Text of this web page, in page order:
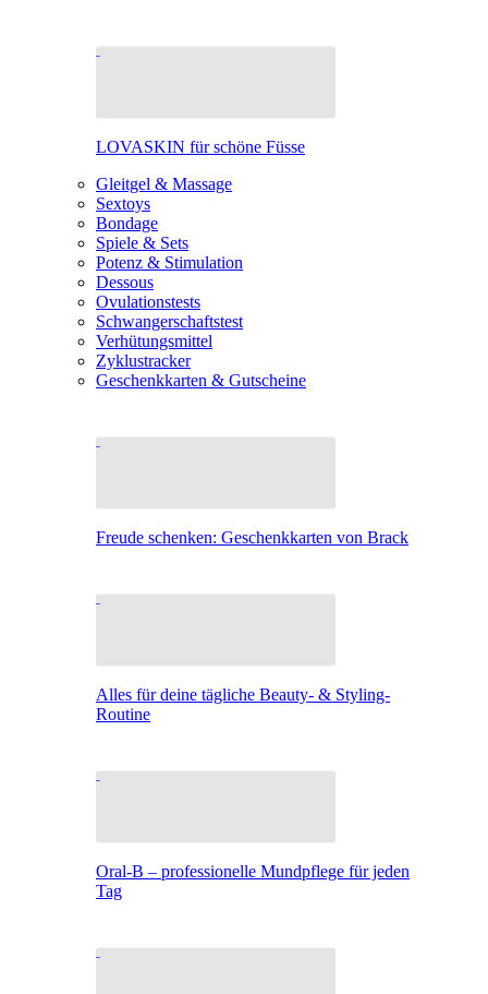
LOVASKIN für schöne Füsse
Gleitgel & Massage
Sextoys
Bondage
Spiele & Sets
Potenz & Stimulation
Dessous
Ovulationstests
Schwangerschaftstest
Verhütungsmittel
Zyklustracker
Geschenkkarten & Gutscheine
Freude schenken: Geschenkkarten von Brack
Alles für deine tägliche Beauty- & Styling-
Routine
Oral-B – professionelle Mundpflege für jeden
Tag